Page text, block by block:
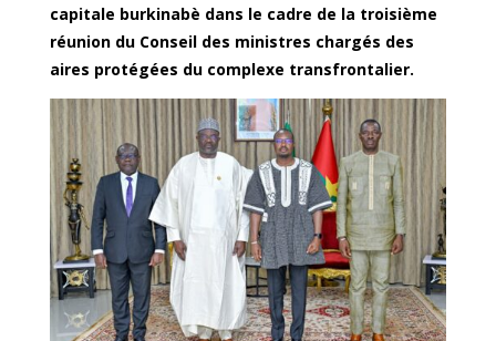
capitale burkinabè dans le cadre de la troisième
réunion du Conseil des ministres chargés des
aires protégées du complexe transfrontalier.‎‎